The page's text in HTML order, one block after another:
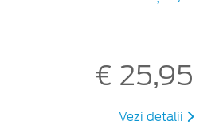
€ 25,95
Vezi detalii